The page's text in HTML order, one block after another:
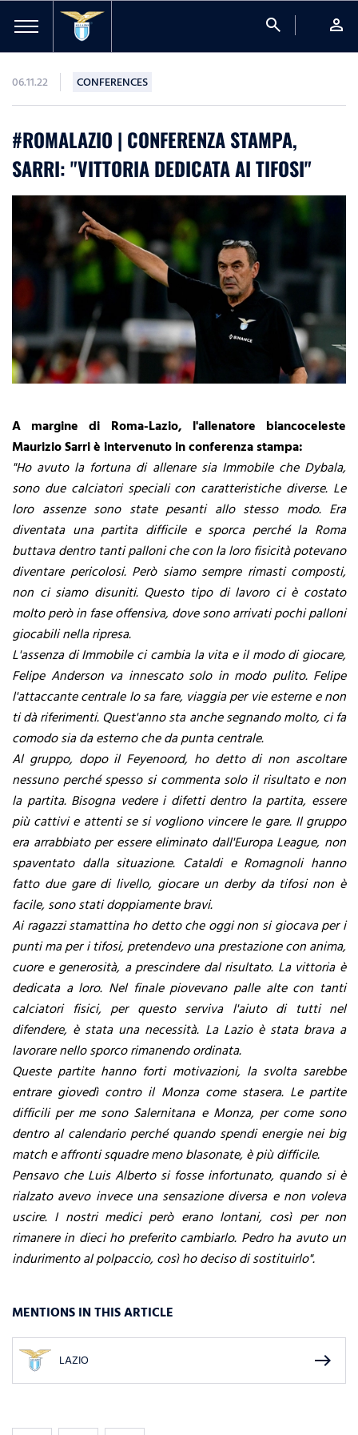
search person
06.11.22 CONFERENCES
#ROMALAZIO | CONFERENZA STAMPA,
SARRI: "VITTORIA DEDICATA AI TIFOSI"
A margine di Roma-Lazio, l'allenatore biancoceleste
Maurizio Sarri è intervenuto in conferenza stampa:
"Ho avuto la fortuna di allenare sia Immobile che Dybala,
sono due calciatori speciali con caratteristiche diverse. Le
loro assenze sono state pesanti allo stesso modo. Era
diventata una partita difficile e sporca perché la Roma
buttava dentro tanti palloni che con la loro fisicità potevano
diventare pericolosi. Però siamo sempre rimasti composti,
non ci siamo disuniti. Questo tipo di lavoro ci è costato
molto però in fase offensiva, dove sono arrivati pochi palloni
giocabili nella ripresa.
L'assenza di Immobile ci cambia la vita e il modo di giocare,
Felipe Anderson va innescato solo in modo pulito. Felipe
l'attaccante centrale lo sa fare, viaggia per vie esterne e non
ti dà riferimenti. Quest'anno sta anche segnando molto, ci fa
comodo sia da esterno che da punta centrale.
Al gruppo, dopo il Feyenoord, ho detto di non ascoltare
nessuno perché spesso si commenta solo il risultato e non
la partita. Bisogna vedere i difetti dentro la partita, essere
più cattivi e attenti se si vogliono vincere le gare. Il gruppo
era arrabbiato per essere eliminato dall'Europa League, non
spaventato dalla situazione. Cataldi e Romagnoli hanno
fatto due gare di livello, giocare un derby da tifosi non è
facile, sono stati doppiamente bravi.
Ai ragazzi stamattina ho detto che oggi non si giocava per i
punti ma per i tifosi, pretendevo una prestazione con anima,
cuore e generosità, a prescindere dal risultato. La vittoria è
dedicata a loro. Nel finale piovevano palle alte con tanti
calciatori fisici, per questo serviva l'aiuto di tutti nel
difendere, è stata una necessità. La Lazio è stata brava a
lavorare nello sporco rimanendo ordinata.
Queste partite hanno forti motivazioni, la svolta sarebbe
entrare giovedì contro il Monza come stasera. Le partite
difficili per me sono Salernitana e Monza, per come sono
dentro al calendario perché quando spendi energie nei big
match e affronti squadre meno blasonate, è più difficile.
Pensavo che Luis Alberto si fosse infortunato, quando si è
rialzato avevo invece una sensazione diversa e non voleva
uscire. I nostri medici però erano lontani, così per non
rimanere in dieci ho preferito cambiarlo. Pedro ha avuto un
indurimento al polpaccio, così ho deciso di sostituirlo".
MENTIONS IN THIS ARTICLE
LAZIO east